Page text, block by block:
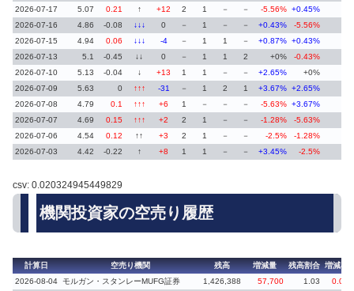
2026-07-17
5.07 0.21 ↑ +12 2 1 － － -5.56% +0.45%
2026-07-16
4.86 -0.08 ↓↓↓ 0 － 1 － － +0.43%
-5.56%
2026-07-15
4.94 0.06 ↓↓↓ -4 － 1 1 － +0.87% +0.43%
2026-07-13
5.1 -0.45 ↓↓ 0 － 1 1 2 +0%
-0.43%
2026-07-10
5.13 -0.04 ↓ +13 1 1 － － +2.65%
+0%
2026-07-09
5.63 0 ↑↑↑ -31 － 1 2 1 +3.67% +2.65%
2026-07-08
4.79 0.1 ↑↑↑ +6 1 － － － -5.63% +3.67%
2026-07-07
4.69 0.15 ↑↑↑ +2 2 1 － － -1.28%
-5.63%
2026-07-06
4.54 0.12 ↑↑ +3 2 1 － － -2.5%
-1.28%
2026-07-03
4.42 -0.22 ↑ +8 1 1 － － +3.45% -2.5%
csv: 0.020324945449829
機関投資家の空売り履歴
計算日 空売り機関 残高 増減量 残高割合 増減率
2026-08-04 モルガン・スタンレーMUFG証券 1,426,388 57,700 1.03
0.04